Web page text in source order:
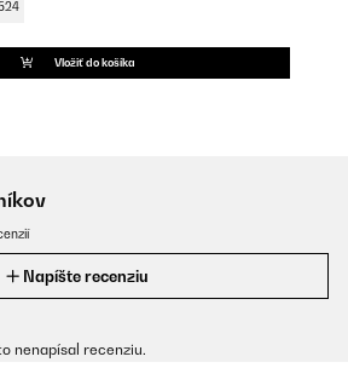
Vložiť do košíka
Napíšte recenziu
nenapísal recenziu.